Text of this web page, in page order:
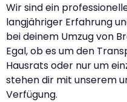
Wir sind ein
langjähriger Erfahrung
bei deinem Umzug von
Egal, ob es um den
Hausrats oder nur um
stehen dir mit unserem
Verfügung.